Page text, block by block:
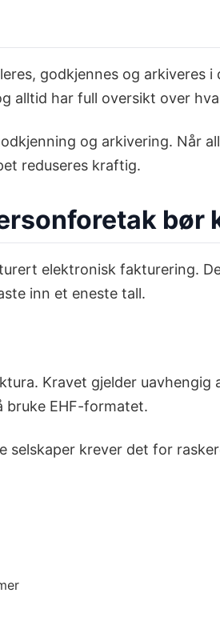
godkjennes og arkiveres
har full oversikt over
og arkivering. Når
reduseres kraftig.
bør
elektronisk fakturering.
inn et eneste tall.
Kravet gjelder
bruke EHF-formatet.
krever det for